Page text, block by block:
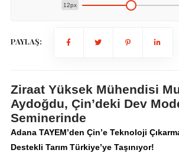
12px
PAYLAŞ:
Ziraat Yüksek Mühendisi
Aydoğdu, Çin’deki Dev
Seminerinde
Adana TAYEM’den Çin’e Teknoloji
Destekli Tarım Türkiye’ye Taşınıyor!